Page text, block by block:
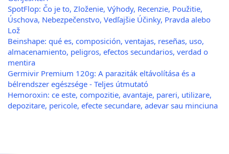
SpotFlop: Čo je to, Zloženie, Výhody, Recenzie, Použitie,
Úschova, Nebezpečenstvo, Vedľajšie Účinky, Pravda alebo
Lož
Beinshape: qué es, composición, ventajas, reseñas, uso,
almacenamiento, peligros, efectos secundarios, verdad o
mentira
Germivir Premium 120g: A paraziták eltávolítása és a
bélrendszer egészsége - Teljes útmutató
Hemoroxin: ce este, compozitie, avantaje, pareri, utilizare,
depozitare, pericole, efecte secundare, adevar sau minciuna